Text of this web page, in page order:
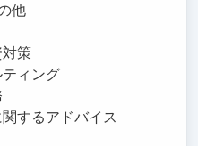
他
策
ィング
するアドバイス